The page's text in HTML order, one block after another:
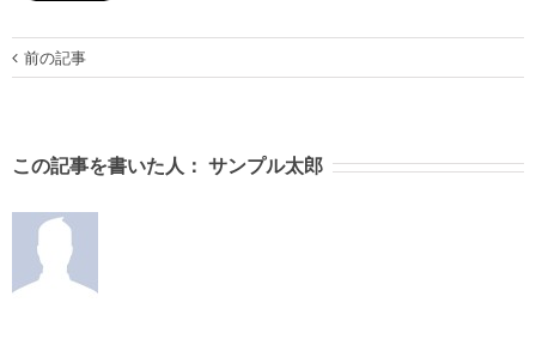
前の記事
この記事を書いた人： サンプル太郎